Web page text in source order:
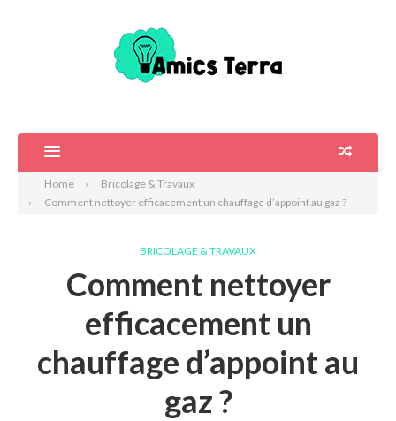
Home
Bricolage & Travaux
Comment nettoyer efficacement un chauffage d’appoint au gaz ?
BRICOLAGE & TRAVAUX
Comment nettoyer
efficacement un
chauffage d’appoint au
gaz ?